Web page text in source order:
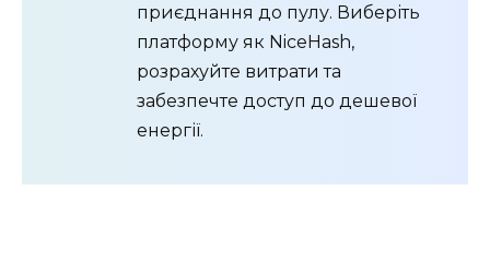
приєднання до пулу. Виберіть
платформу як NiceHash,
розрахуйте витрати та
забезпечте доступ до дешевої
енергії.